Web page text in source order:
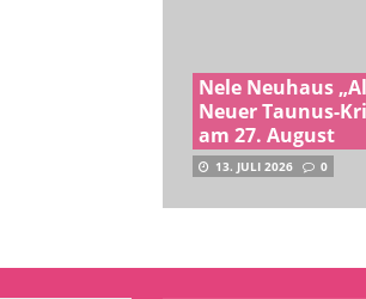
Nele Neuhaus
Neuer Taunus-
am 27. August
13. JULI 2026 0